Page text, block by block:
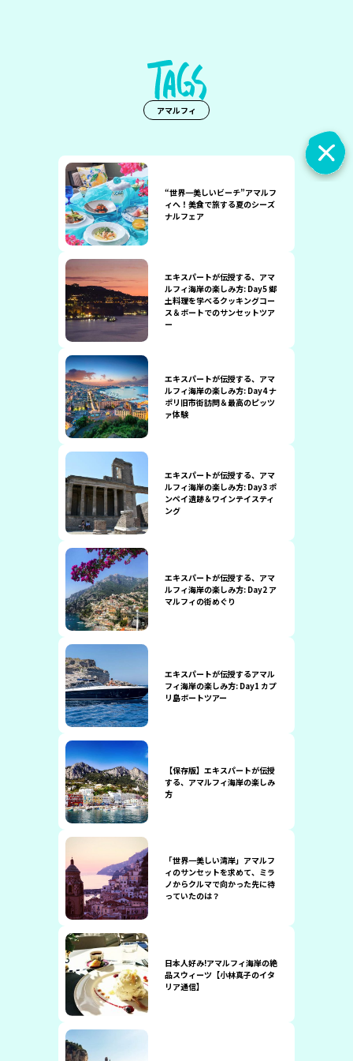
アマルフィ
“世界一美しいビーチ”アマルフ
ィへ！美食で旅する夏のシーズ
ナルフェア
エキスパートが伝授する、アマ
ルフィ海岸の楽しみ方: Day5 郷
土料理を学べるクッキングコー
ス＆ボートでのサンセットツア
ー
エキスパートが伝授する、アマ
ルフィ海岸の楽しみ方: Day4 ナ
ポリ旧市街訪問＆最高のピッツ
ァ体験
エキスパートが伝授する、アマ
ルフィ海岸の楽しみ方: Day3 ポ
ンペイ遺跡＆ワインテイスティ
ング
エキスパートが伝授する、アマ
ルフィ海岸の楽しみ方: Day2 ア
マルフィの街めぐり
エキスパートが伝授するアマル
フィ海岸の楽しみ方: Day1 カプ
リ島ボートツアー
【保存版】エキスパートが伝授
する、アマルフィ海岸の楽しみ
方
「世界一美しい湾岸」アマルフ
ィのサンセットを求めて、ミラ
ノからクルマで向かった先に待
っていたのは？
日本人好み!アマルフィ海岸の絶
品スウィーツ【小林真子のイタ
リア通信】